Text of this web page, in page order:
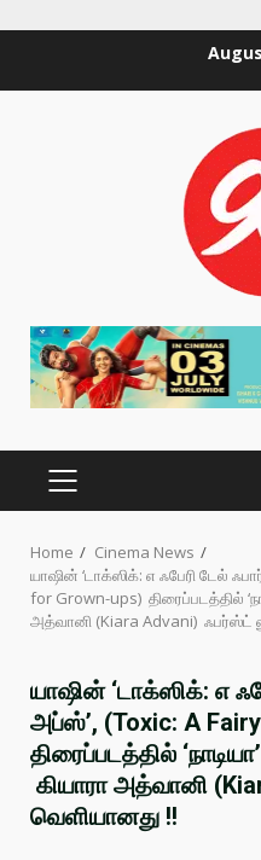
PRIMARY
MENU
Home
Cinema News
யாஷின் ‘டாக்ஸிக்: எ ஃபேரி டேல்
for Grown-ups) திரைப்படத்தில்
அத்வானி (Kiara Advani) ஃபர்ஸ்ட்
யாஷின் ‘டாக்ஸிக்: எ
அப்ஸ்’, (Toxic: A
திரைப்படத்தில்
கியாரா அத்வானி
வெளியானது !!